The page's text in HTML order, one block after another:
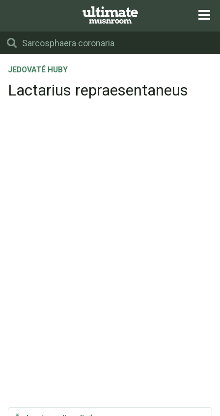
JEDOVATÉ HUBY
Lactarius repraesentaneus